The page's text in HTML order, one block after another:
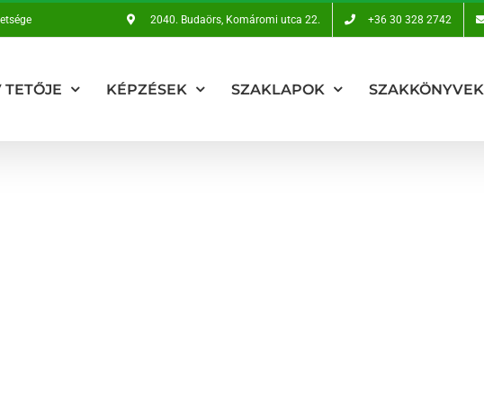
2040. Budaörs, Komáromi utca 22. +36 30 328 2742
TETŐJE KÉPZÉSEK SZAKLAPOK SZAKKÖNYVEK